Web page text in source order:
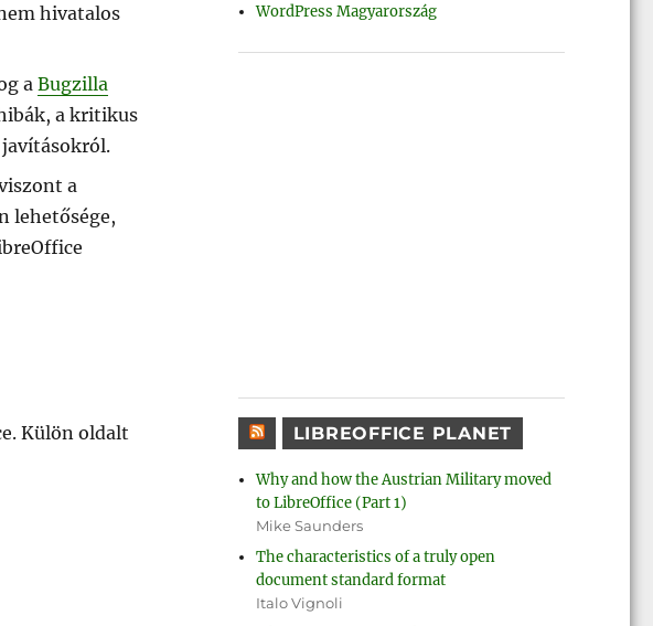
hivatalos
a Bugzilla
a kritikus
a
lehetősége,
Külön oldalt
WordPress Magyarország
LIBREOFFICE PLANET
Why and how the Austrian Military moved
to LibreOffice (Part 1)
Mike Saunders
The characteristics of a truly open
document standard format
Italo Vignoli